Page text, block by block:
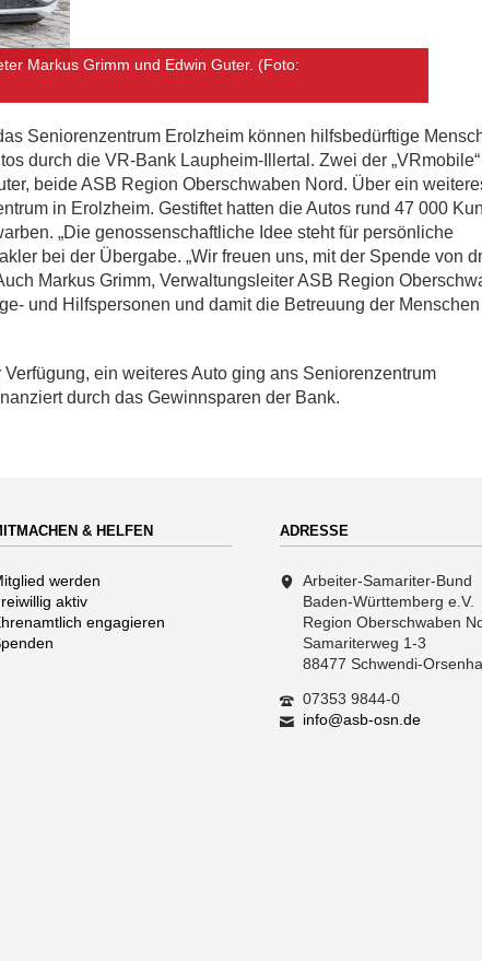
Markus Grimm und Edwin Guter. (Foto:
Seniorenzentrum Erolzheim können hilfsbedürftige
durch die VR-Bank Laupheim-Illertal. Zwei der „VRmobile“
beide ASB Region Oberschwaben Nord. Über ein
in Erolzheim. Gestiftet hatten die Autos rund 47 000
„Die genossenschaftliche Idee steht für persönliche
bei der Übergabe. „Wir freuen uns, mit der Spende von
Markus Grimm, Verwaltungsleiter ASB Region
und Hilfspersonen und damit die Betreuung der Menschen
ein weiteres Auto ging ans Seniorenzentrum
durch das Gewinnsparen der Bank.
& HELFEN
werden
aktiv
engagieren
ADRESSE
Arbeiter-Samariter-Bund
Baden-Württemberg e.V.
Region Oberschwaben
Samariterweg 1-3
88477 Schwendi-
07353 9844-0
info@asb-osn.de